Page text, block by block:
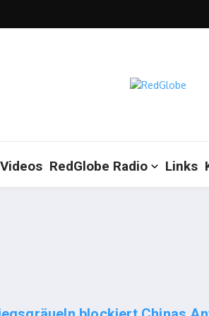
Videos RedGlobe Radio Links